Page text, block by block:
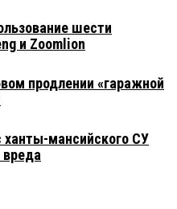
шести
и Zoomlion
продлении «гаражной
мансийского СУ